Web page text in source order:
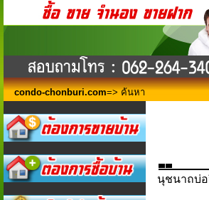
condo-chonburi.com=> ค้นหา
นุชนาถบ่อ